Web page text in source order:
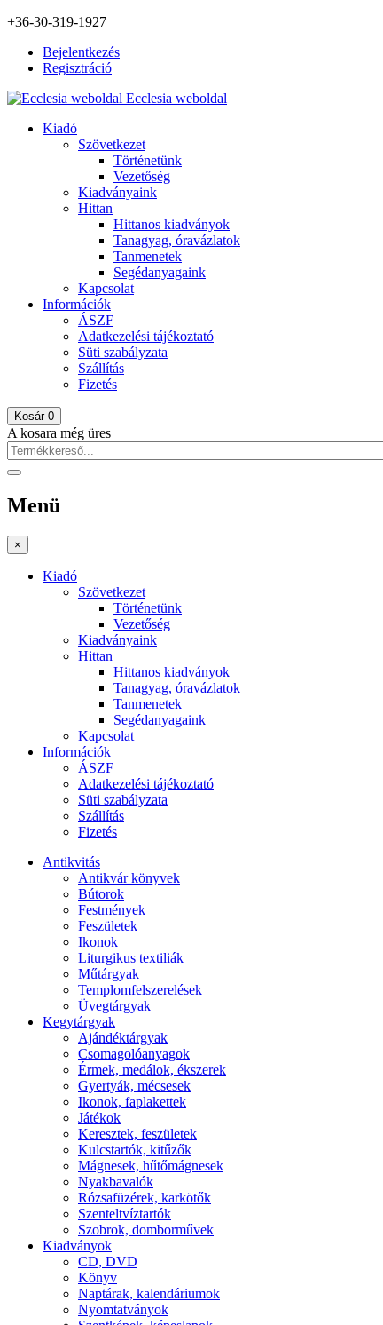
+36-30-319-1927
Bejelentkezés
Regisztráció
Ecclesia weboldal
Kiadó
Szövetkezet
Történetünk
Vezetőség
Kiadványaink
Hittan
Hittanos kiadványok
Tanagyag, óravázlatok
Tanmenetek
Segédanyagaink
Kapcsolat
Információk
ÁSZF
Adatkezelési tájékoztató
Süti szabályzata
Szállítás
Fizetés
Kosár 0
A kosara még üres
Menü
×
Kiadó
Szövetkezet
Történetünk
Vezetőség
Kiadványaink
Hittan
Hittanos kiadványok
Tanagyag, óravázlatok
Tanmenetek
Segédanyagaink
Kapcsolat
Információk
ÁSZF
Adatkezelési tájékoztató
Süti szabályzata
Szállítás
Fizetés
Antikvitás
Antikvár könyvek
Bútorok
Festmények
Feszületek
Ikonok
Liturgikus textiliák
Műtárgyak
Templomfelszerelések
Üvegtárgyak
Kegytárgyak
Ajándéktárgyak
Csomagolóanyagok
Érmek, medálok, ékszerek
Gyertyák, mécsesek
Ikonok, faplakettek
Játékok
Keresztek, feszületek
Kulcstartók, kitűzők
Mágnesek, hűtőmágnesek
Nyakbavalók
Rózsafüzérek, karkötők
Szenteltvíztartók
Szobrok, domborművek
Kiadványok
CD, DVD
Könyv
Naptárak, kalendáriumok
Nyomtatványok